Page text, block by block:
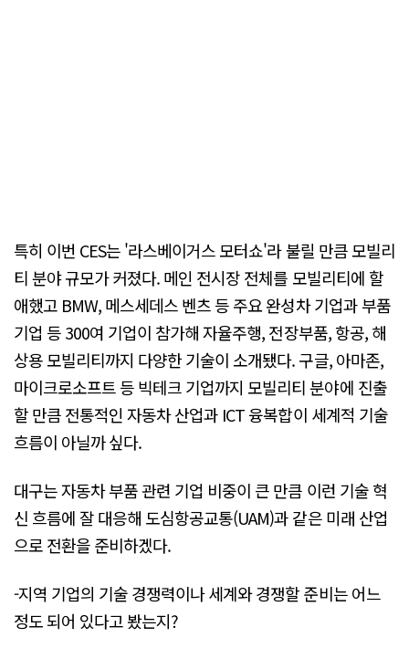
특히 이번 CES는 '라스베이거스 모터쇼'라 불릴 만큼 모빌리
티 분야 규모가 커졌다. 메인 전시장 전체를 모빌리티에 할
애했고 BMW, 메스세데스 벤츠 등 주요 완성차 기업과 부품
기업 등 300여 기업이 참가해 자율주행, 전장부품, 항공, 해
상용 모빌리티까지 다양한 기술이 소개됐다. 구글, 아마존,
마이크로소프트 등 빅테크 기업까지 모빌리티 분야에 진출
할 만큼 전통적인 자동차 산업과 ICT 융복합이 세계적 기술
흐름이 아닐까 싶다.
대구는 자동차 부품 관련 기업 비중이 큰 만큼 이런 기술 혁
신 흐름에 잘 대응해 도심항공교통(UAM)과 같은 미래 산업
으로 전환을 준비하겠다.
-지역 기업의 기술 경쟁력이나 세계와 경쟁할 준비는 어느
정도 되어 있다고 봤는지?